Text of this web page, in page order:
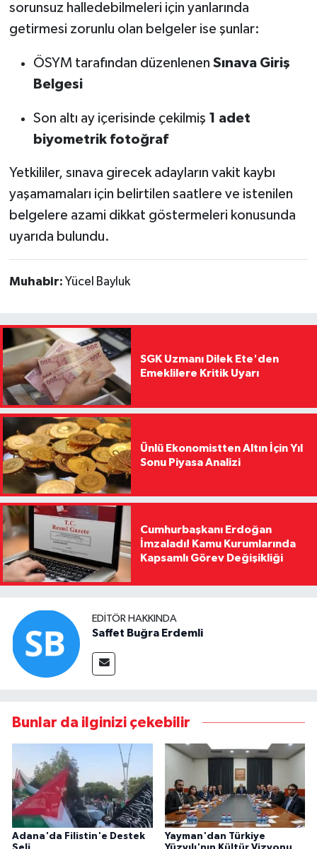
sorunsuz halledebilmeleri için yanlarında
getirmesi zorunlu olan belgeler ise şunlar:
ÖSYM tarafından düzenlenen Sınava Giriş
Belgesi
Son altı ay içerisinde çekilmiş 1 adet
biyometrik fotoğraf
Yetkililer, sınava girecek adayların vakit kaybı
yaşamamaları için belirtilen saatlere ve istenilen
belgelere azami dikkat göstermeleri konusunda
uyarıda bulundu.
Muhabir: Yücel Bayluk
SGK Uzmanı Dilek Ete'den
Emeklilere Kritik Uyarı
Ünlü Ekonomistten Altın İçin Yıl
Sonu Piyasa Analizi
Cumhurbaşkanı Erdoğan
İmzaladı! Kamu Kurumlarında
Kapsamlı Görev Değişikliği
EDITÖR HAKKINDA
Saffet Buğra Erdemli
Bunlar da ilginizi çekebilir
Adana'da Filistin'e Destek
Yayman'dan Türkiye